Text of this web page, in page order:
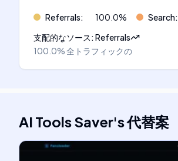
Referrals: 100.0% Search:
支配的なソース:Referrals
100.0%全トラフィックの
AI Tools Saver's代替案